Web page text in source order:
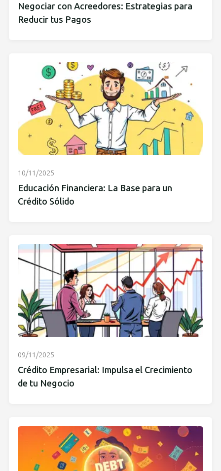
Negociar con Acreedores: Estrategias para
Reducir tus Pagos
10/11/2025
Educación Financiera: La Base para un
Crédito Sólido
09/11/2025
Crédito Empresarial: Impulsa el Crecimiento
de tu Negocio